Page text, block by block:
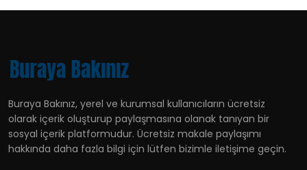
Buraya Bakınız, yerel ve kurumsal kullanıcıların ücretsiz
olarak içerik oluşturup paylaşmasına olanak tanıyan bir
sosyal içerik platformudur. Ücretsiz makale paylaşımı
hakkında daha fazla bilgi için lütfen bizimle iletişime geçin.